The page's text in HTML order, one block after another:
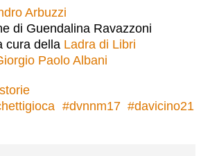
Arbuzzi
di Guendalina Ravazzoni
cura della Ladra di Libri
Paolo Albani
#dvnnm17 #davicino21